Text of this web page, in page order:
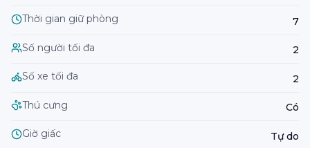
Thời gian giữ phòng 7
Số người tối đa 2
Số xe tối đa 2
Thú cưng Có
Giờ giấc Tự do